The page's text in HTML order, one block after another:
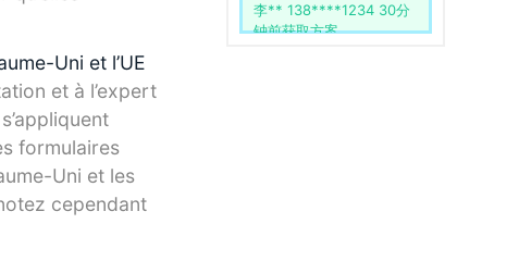
Uni et l’UE
et à l’expert
formulaires
Uni et les
cependant
李** 138****1234 30分
钟前获取方案
王** 137****5678 15分
钟前获取方案